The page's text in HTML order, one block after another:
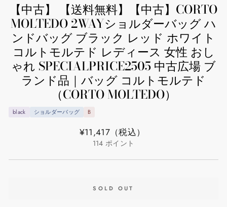
【中古】 【送料無料】【中古】CORTO
MOLTEDO 2WAYショルダーバッグ ハ
ンドバッグ ブラック レッド ホワイト
コルトモルテド レディース 女性 おし
ゃれ SPECIALPRICE2505 中古広場 ブ
ランド品｜バッグ コルトモルテド
（CORTO MOLTEDO）
black ショルダーバッグ B
通
¥11,417（税込）
114 ポイント
SOLD OUT